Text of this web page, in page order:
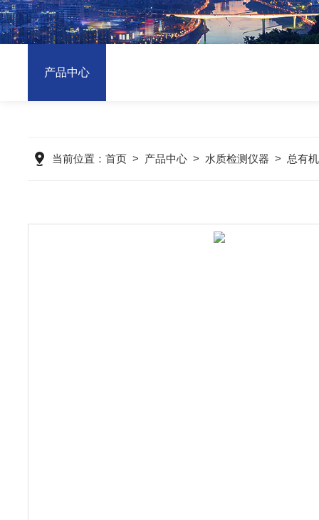
产品中心
当前位置： 首页 > 产品中心 > 水质检测仪器 > 总有